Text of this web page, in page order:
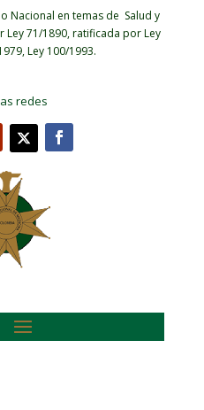
Nacional en temas de Salud y
Ley 71/1890, ratificada por Ley
Ley 100/1993.
redes